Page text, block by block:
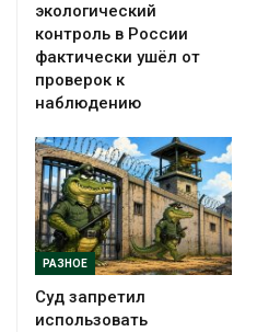
экологический
контроль в России
фактически ушёл от
проверок к
наблюдению
РАЗНОЕ
Суд запретил
использовать